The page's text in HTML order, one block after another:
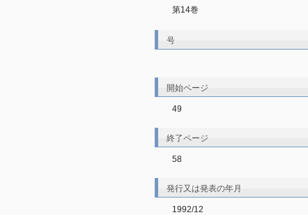
第14巻
号
開始ページ
49
終了ページ
58
発行又は発表の年月
1992/12